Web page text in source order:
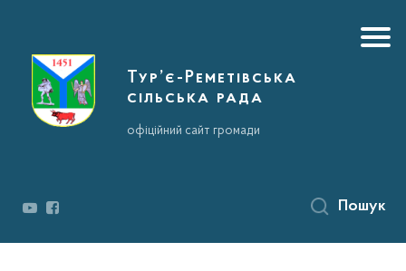
Тур’є-Реметівська
сільська рада
офіційний сайт громади
Пошук